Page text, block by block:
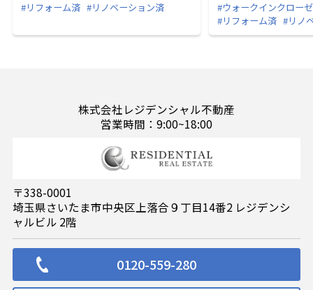
#リフォーム済 #リノベーション済
#ウォークインクロー
#リフォーム済 #リノ
株式会社レジデンシャル不動産
営業時間：9:00~18:00
〒338-0001
埼玉県さいたま市中央区上落合９丁目14番2 レジデンシ
ャルビル 2階
0120-559-280